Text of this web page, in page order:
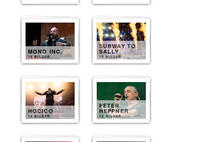
MONO INC.
15 BILDER
SUBWAY TO
SALLY
13 BILDER
HOCICO
12 BILDER
PETER
HEPPNER
12 BILDER